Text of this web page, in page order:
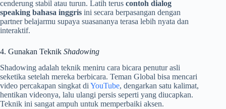
cenderung stabil atau turun. Latih terus contoh dialog
speaking bahasa inggris ini secara berpasangan dengan
partner belajarmu supaya suasananya terasa lebih nyata dan
interaktif.
4. Gunakan Teknik Shadowing
Shadowing adalah teknik meniru cara bicara penutur asli
seketika setelah mereka berbicara. Teman Global bisa mencari
video percakapan singkat di YouTube, dengarkan satu kalimat,
hentikan videonya, lalu ulangi persis seperti yang diucapkan.
Teknik ini sangat ampuh untuk memperbaiki aksen.